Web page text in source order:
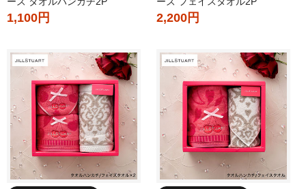
1,100円 2,200円